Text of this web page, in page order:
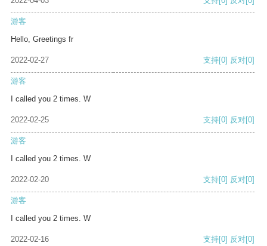
游客
Hello, Greetings fr
2022-02-27 支持[0] 反对[0]
游客
I called you 2 times. W
2022-02-25 支持[0] 反对[0]
游客
I called you 2 times. W
2022-02-20 支持[0] 反对[0]
游客
I called you 2 times. W
2022-02-16 支持[0] 反对[0]